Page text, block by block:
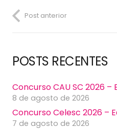
Post anterior
POSTS RECENTES
Concurso CAU SC 2026 –
8 de agosto de 2026
Concurso Celesc 2026 –
7 de agosto de 2026